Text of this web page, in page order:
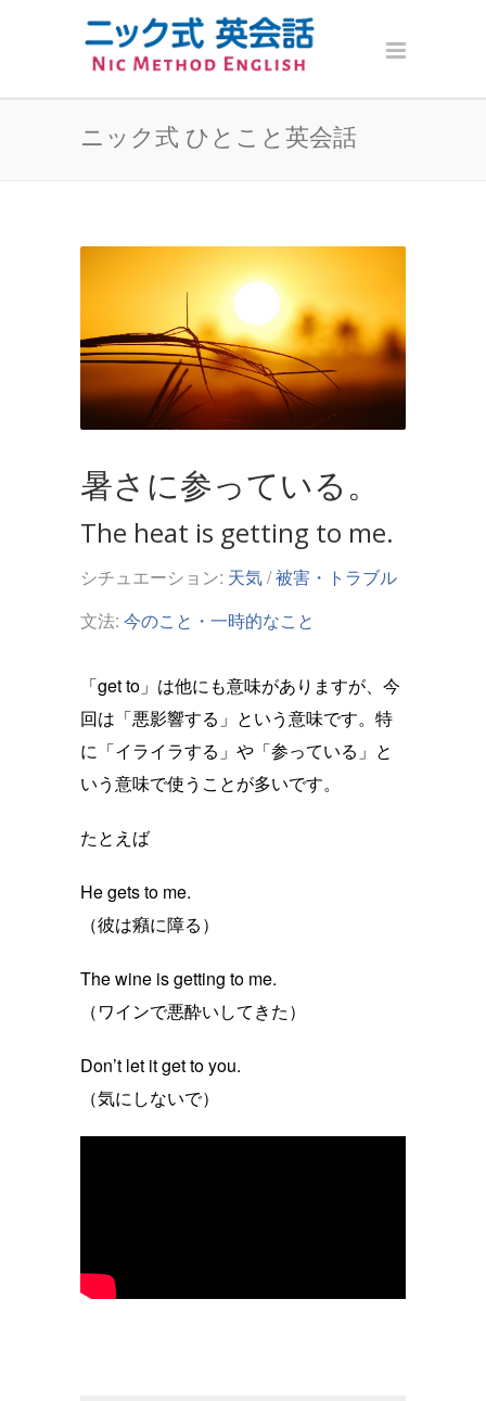
ニック式 ひとこと英会話
暑さに参っている。
The heat is getting to me.
シチュエーション: 天気/被害・トラブル
文法: 今のこと・一時的なこと
「get to」は他にも意味がありますが、今
回は「悪影響する」という意味です。特
に「イライラする」や「参っている」と
いう意味で使うことが多いです。
たとえば
He gets to me.
（彼は癪に障る）
The wine is getting to me.
（ワインで悪酔いしてきた）
Don’t let it get to you.
（気にしないで）